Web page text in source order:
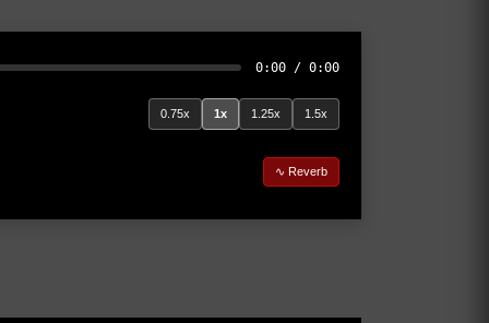
0:00 / 0:00
0.75x 1x 1.25x 1.5x
∿ Reverb